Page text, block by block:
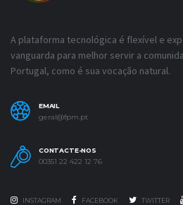
A plataforma tecnológica é flexível e
vanguarda para melhor servir a
Portugal, como é sua vocação natural.
EMAIL
geral@fpm.pt
CONTACTE-NOS
00351 22 422 12 76
INSTAGRAM FACEBOOK TWITTER